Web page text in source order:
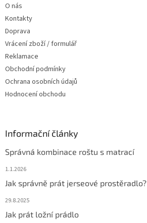
O nás
Kontakty
Doprava
Vrácení zboží / formulář
Reklamace
Obchodní podmínky
Ochrana osobních údajů
Hodnocení obchodu
Informační články
Správná kombinace roštu s matrací
1.1.2026
Jak správně prát jerseové prostěradlo?
29.8.2025
Jak prát ložní prádlo